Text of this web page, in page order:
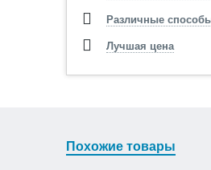
Различные
Лучшая цена
Похожие товары